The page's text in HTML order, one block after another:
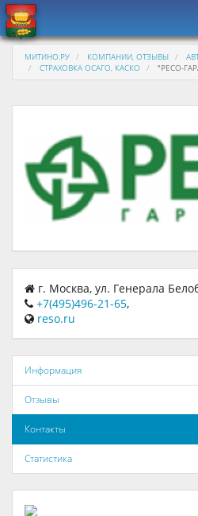
МИТИНО.РУ КОМПАНИИ, ОТЗЫВЫ
СТРАХОВКА ОСАГО, КАСКО
"РЕСО-
г. Москва, ул. Генерала
+7(495)496-21-65,
reso.ru
Информация
Отзывы
Контакты
Статистика